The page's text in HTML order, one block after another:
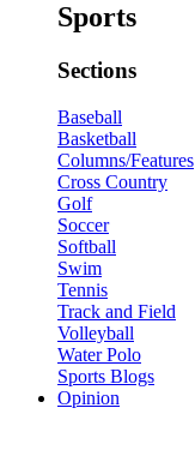
Sports
Sections
Baseball
Basketball
Columns/Features
Cross Country
Golf
Soccer
Softball
Swim
Tennis
Track and Field
Volleyball
Water Polo
Sports Blogs
Opinion